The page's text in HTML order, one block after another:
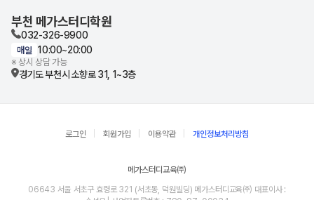
부천 메가스터디학원
032-326-9900
매일 10:00~20:00
※ 상시 상담 가능
경기도 부천시 소향로 31, 1~3층
로그인 회원가입 이용약관 개인정보처리방침
메가스터디교육㈜
06643 서울 서초구 효령로 321 (서초동, 덕원빌딩) 메가스터디교육㈜ 대표이사 :